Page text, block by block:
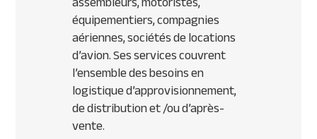
équipementiers, compagnies
aériennes, sociétés de locations
d’avion. Ses services couvrent
l’ensemble des besoins en
logistique d’approvisionnement,
de distribution et /ou d’après-
vente.